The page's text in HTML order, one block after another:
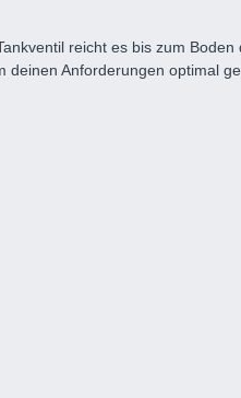
reicht es bis zum
Anforderungen optimal